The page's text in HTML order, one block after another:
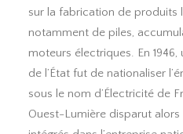
sur la fabrication de produits
notamment de piles,
moteurs électriques. En
de l’État fut de nationaliser
sous le nom d’Électricité de
Ouest-Lumière disparut